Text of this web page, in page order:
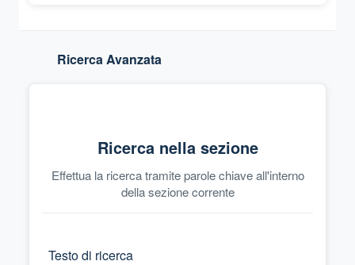
Ricerca Avanzata
Ricerca nella sezione
Effettua la ricerca tramite parole chiave all'interno
della sezione corrente
Testo di ricerca